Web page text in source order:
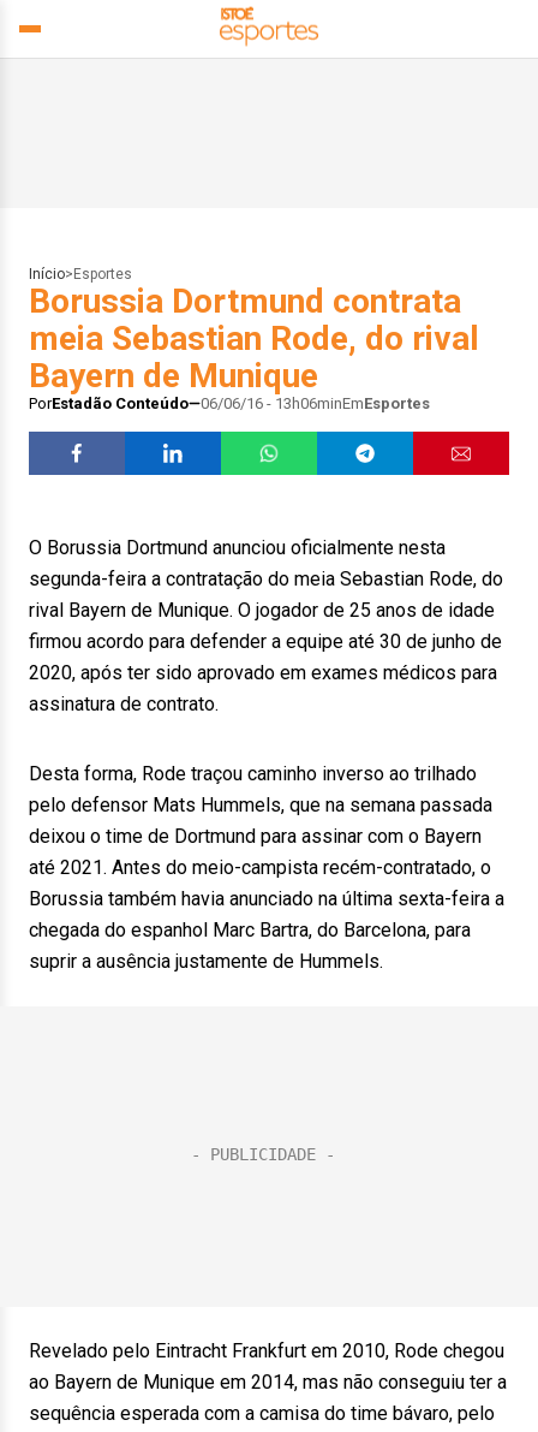
Início> Esportes
Borussia Dortmund contrata
meia Sebastian Rode, do rival
Bayern de Munique
PorEstadão Conteúdo 06/06/16 - 13h06minEmEsportes
O Borussia Dortmund anunciou oficialmente nesta
segunda-feira a contratação do meia Sebastian Rode, do
rival Bayern de Munique. O jogador de 25 anos de idade
firmou acordo para defender a equipe até 30 de junho de
2020, após ter sido aprovado em exames médicos para
assinatura de contrato.
Desta forma, Rode traçou caminho inverso ao trilhado
pelo defensor Mats Hummels, que na semana passada
deixou o time de Dortmund para assinar com o Bayern
até 2021. Antes do meio-campista recém-contratado, o
Borussia também havia anunciado na última sexta-feira a
chegada do espanhol Marc Bartra, do Barcelona, para
suprir a ausência justamente de Hummels.
Revelado pelo Eintracht Frankfurt em 2010, Rode chegou
ao Bayern de Munique em 2014, mas não conseguiu ter a
sequência esperada com a camisa do time bávaro, pelo